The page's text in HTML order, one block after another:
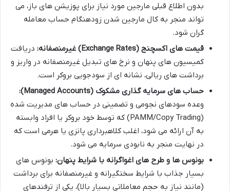
بدون اطلاع قبلی مارجین مورد نیاز برای پوزیشن های باز، می
تواند منجر به کال مارجین شدن زودهنگام حساب معامله
گران شود.
قیمت های اکسچنج (Exchange Rates) غیرمنصفانه:
دریافت
کمیسیون های پنهان و نرخ های تبدیل غیرمنصفانه در واریز و
برداشت های ریالی، نشانه ای از سودجویی بروکر است.
حساب های سرمایه گذاری مشکوک (Managed Accounts):
وعده سودهای نجومی و تضمینی در حساب های مدیریت شده
(PAMM/Copy Trading) که توسط خود بروکر یا افراد وابسته
به آن ارائه می شود، اغلب کلاهبرداری پانزی یا هرمی است که
در نهایت منجر به نابودی سرمایه می شود.
بونوس ها و طرح های اغواگرانه با شرایط پنهان: بونوس های
بسیار جذاب با شرایط سختگیرانه و غیرمنصفانه برای برداشت
(مانند نیاز به حجم معاملاتی بسیار بالا)، یکی از ترفندهای